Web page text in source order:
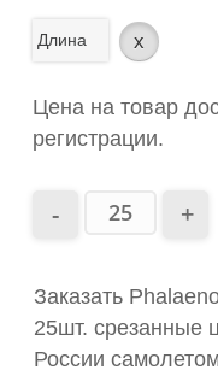
Длина x
Цена на товар
регистрации.
Заказать
25шт. срезанные
России